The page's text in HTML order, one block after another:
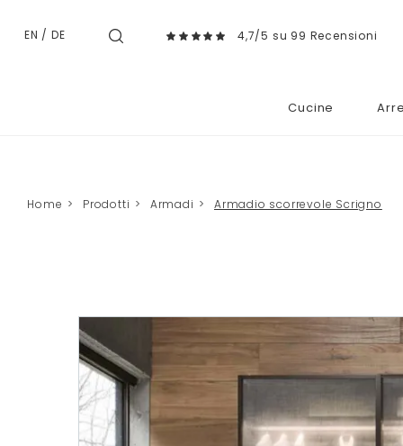
EN / DE 4,7/5 su 99 Recensioni
Cucine
Home > Prodotti > Armadi > Armadio scorrevole Scrigno